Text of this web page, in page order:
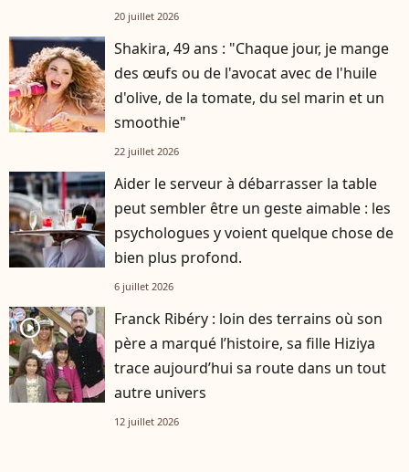
20 juillet 2026
Shakira, 49 ans : "Chaque jour, je mange
des œufs ou de l'avocat avec de l'huile
d'olive, de la tomate, du sel marin et un
smoothie"
22 juillet 2026
Aider le serveur à débarrasser la table
peut sembler être un geste aimable : les
psychologues y voient quelque chose de
bien plus profond.
6 juillet 2026
player2
Franck Ribéry : loin des terrains où son
père a marqué l’histoire, sa fille Hiziya
trace aujourd’hui sa route dans un tout
autre univers
12 juillet 2026